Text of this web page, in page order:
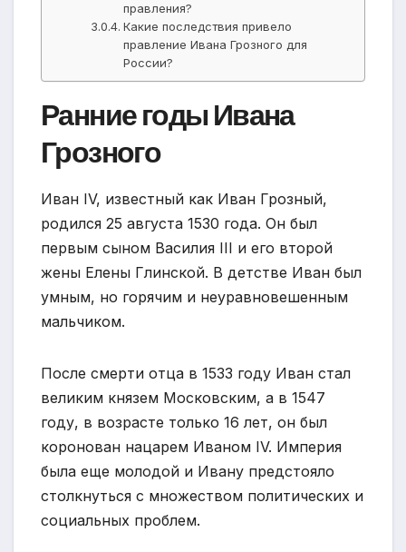
правления?
Какие последствия привело
правление Ивана Грозного для
России?
Ранние годы Ивана
Грозного
Иван IV, известный как Иван Грозный,
родился 25 августа 1530 года. Он был
первым сыном Василия III и его второй
жены Елены Глинской. В детстве Иван был
умным, но горячим и неуравновешенным
мальчиком.
После смерти отца в 1533 году Иван стал
великим князем Московским, а в 1547
году, в возрасте только 16 лет, он был
коронован нацарем Иваном IV. Империя
была еще молодой и Ивану предстояло
столкнуться с множеством политических и
социальных проблем.